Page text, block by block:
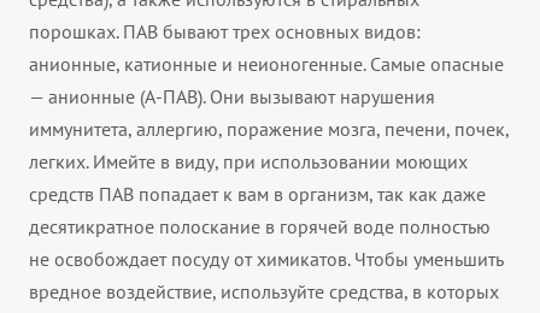
порошках. ПАВ бывают трех основных видов:
анионные, катионные и неионогенные. Самые опасные
— анионные (А-ПАВ). Они вызывают нарушения
иммунитета, аллергию, поражение мозга, печени, почек,
легких. Имейте в виду, при использовании моющих
средств ПАВ попадает к вам в организм, так как даже
десятикратное полоскание в горячей воде полностью
не освобождает посуду от химикатов. Чтобы уменьшить
вредное воздействие, используйте средства, в которых